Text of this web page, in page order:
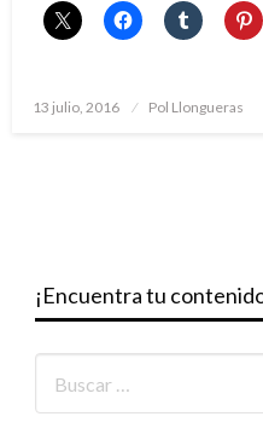
Publicado
13 julio, 2016 Pol Llongueras
¡Encuentra tu